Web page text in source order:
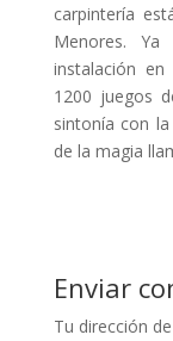
carpintería
Menores.
instalación
1200 juegos
sintonía con
de la magia
Enviar
Tu dirección